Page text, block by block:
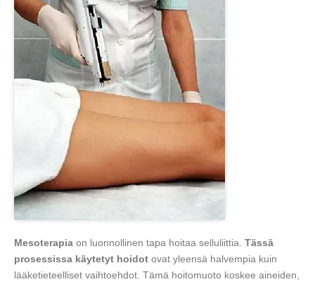
Mesoterapia on luonnollinen tapa hoitaa selluliittia. Tässä
prosessissa käytetyt hoidot ovat yleensä halvempia kuin
lääketieteelliset vaihtoehdot. Tämä hoitomuoto koskee aineiden,